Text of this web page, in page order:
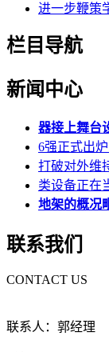
进一步鞭策
栏目导航
新闻中心
器接上舞台
6强正式出
打破对外维
类设备正在
地架的概况
联系我们
CONTACT US
联系人：郭经理